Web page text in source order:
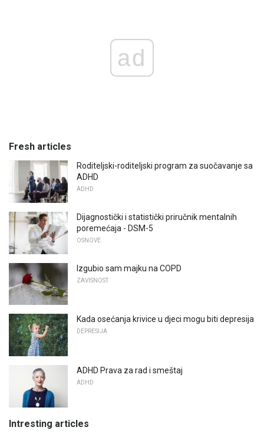
ad
Fresh articles
Roditeljski-roditeljski program za suočavanje sa
ADHD
ADHD
Dijagnostički i statistički priručnik mentalnih
poremećaja - DSM-5
OSNOVE
Izgubio sam majku na COPD
ZAVISNOST
Kada osećanja krivice u djeci mogu biti depresija
DEPRESIJA
ADHD Prava za rad i smeštaj
ADHD
Intresting articles